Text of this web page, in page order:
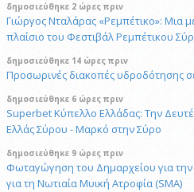
δημοσιεύθηκε 2 ώρες πριν
Γιώργος Νταλάρας «Ρεμπέτικο»: Μια
πλαίσιο του Φεστιβάλ Ρεμπέτικου
δημοσιεύθηκε 14 ώρες πριν
Προσωρινές διακοπές υδροδότησης
δημοσιεύθηκε 6 ώρες πριν
Superbet Κύπελλο Ελλάδας: Την
Ελλάς Σύρου - Μαρκό στην Σύρο
δημοσιεύθηκε 9 ώρες πριν
Φωταγώγηση του Δημαρχείου για
για τη Νωτιαία Μυική Ατροφία (SMA)